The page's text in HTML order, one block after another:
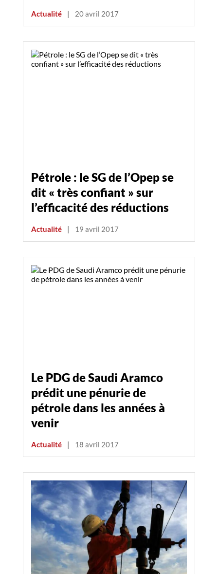
Actualité | 20 avril 2017
Pétrole : le SG de l’Opep se
dit « très confiant » sur
l’efficacité des réductions
Actualité | 19 avril 2017
Le PDG de Saudi Aramco
prédit une pénurie de
pétrole dans les années à
venir
Actualité | 18 avril 2017